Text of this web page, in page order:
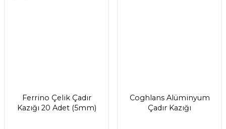
Ferrino Çelik Çadır
Kazığı 20 Adet (5mm)
Coghlans Alüminyum
Çadır Kazığı